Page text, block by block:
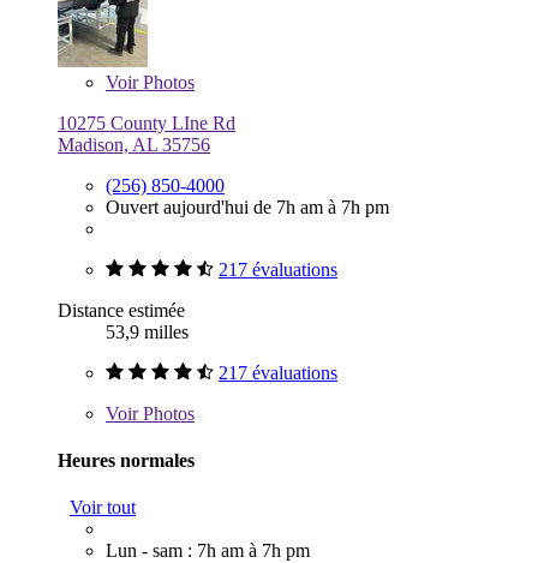
VoirPhotos
10275 County LIne Rd
Madison, AL 35756
(256) 850-4000
Ouvert aujourd'hui de 7h am à 7h pm
217 évaluations
Distance estimée
53,9 milles
217 évaluations
VoirPhotos
Heures normales
Voir tout
Lun - sam : 7h am à 7h pm